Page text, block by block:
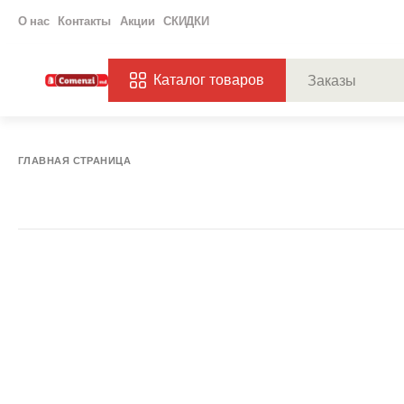
О нас Контакты Акции СКИДКИ
Каталог товаров
ГЛАВНАЯ СТРАНИЦА